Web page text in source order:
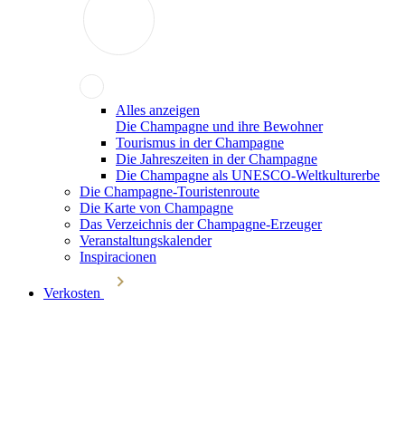
Alles anzeigen
Die Champagne und ihre Bewohner
Tourismus in der Champagne
Die Jahreszeiten in der Champagne
Die Champagne als UNESCO-Weltkulturerbe
Die Champagne-Touristenroute
Die Karte von Champagne
Das Verzeichnis der Champagne-Erzeuger
Veranstaltungskalender
Inspiracionen
Verkosten